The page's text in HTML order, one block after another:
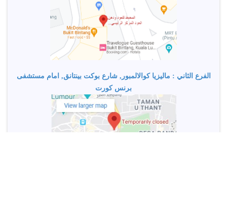
الفرع الثاني : ماليزيا كوالالمبور, شارع بوكت بينتانق, امام مستشفى
برنس كورت